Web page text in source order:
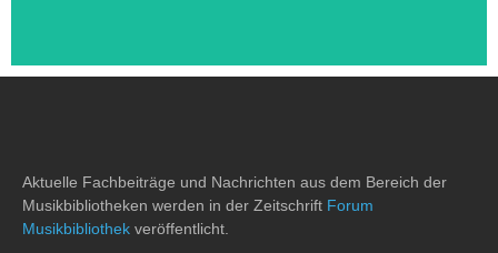
Aktuelle Fachbeiträge und Nachrichten aus dem Bereich der
Musikbibliotheken werden in der Zeitschrift Forum
Musikbibliothek veröffentlicht.